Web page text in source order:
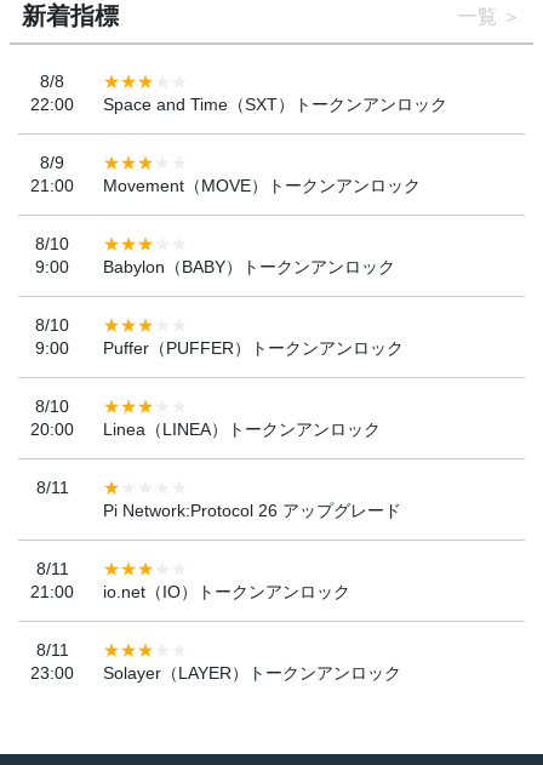
新着指標 一覧
8/8
22:00
Space and Time（SXT）トークンアンロック
8/9
21:00
Movement（MOVE）トークンアンロック
8/10
9:00
Babylon（BABY）トークンアンロック
8/10
9:00
Puffer（PUFFER）トークンアンロック
8/10
20:00
Linea（LINEA）トークンアンロック
8/11
Pi Network:Protocol 26 アップグレード
8/11
21:00
io.net（IO）トークンアンロック
8/11
23:00
Solayer（LAYER）トークンアンロック